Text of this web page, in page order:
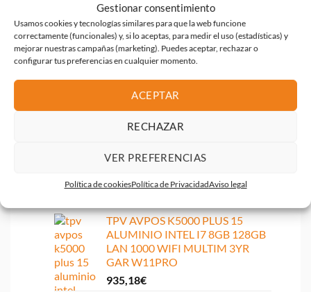
Gestionar consentimiento
Usamos cookies y tecnologías similares para que la web funcione
correctamente (funcionales) y, si lo aceptas, para medir el uso (estadísticas) y
mejorar nuestras campañas (marketing). Puedes aceptar, rechazar o
configurar tus preferencias en cualquier momento.
ACEPTAR
RECHAZAR
VER PREFERENCIAS
Política de cookiesPolítica de PrivacidadAviso legal
TPV AVPOS K4000 MAX 18.5″
Táctil Intel i5 8GB 128GB SSD
WIFI+BT
601,72€
TPV AVPOS K5000 15
ALUMINIO TACTIL INTEL I7 8GB
904,42€
SSD128GB WIFI+BT W11P +
TPV AVPOS K5000 PLUS 15
ALUMINIO INTEL I7 8GB 128GB
LAN 1000 WIFI MULTIM 3YR
GAR W11PRO
935,18€